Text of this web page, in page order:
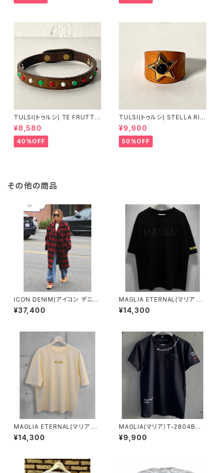
TULSI(トゥルシ) TE FRUTTI
NO BIANCO ROSSO VERDE
¥8,580
40%OFF
TULSI(トゥルシ) STELLA RIN
G ONICE
¥9,900
50%OFF
その他の商品
ICON DENIM(アイコン デニム)
WOMAN IRIS ECO ストレート
FIT オーガニックコットンジーン
¥37,400
MAGLIA ETERNAL(マリア エ
ターナル）ユニセックスＴ-シャツ
ET.T2000B Black
¥14,300
MAGLIA ETERNAL(マリア エ
ターナル）ユニセックスＴ-シャツ
ET.1000C Cream
¥14,300
MAGLIA(マリア）T-2804B
リミテッドエディション ユニセ
ックスＴシャツ POESIE シルバ
¥9,900